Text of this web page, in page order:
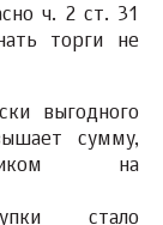
ч. 2 ст. 31
торги не
выгодного
сумму,
на
стало